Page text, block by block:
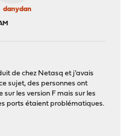
danydan
de chez Netasq et j'avais
sujet, des personnes ont
les version F mais sur les
ports étaient problématiques.